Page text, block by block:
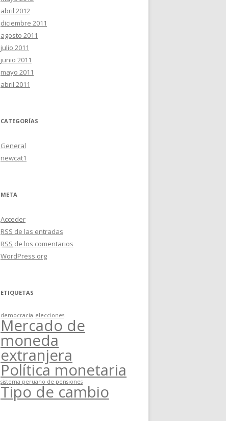
abril 2012
diciembre 2011
agosto 2011
julio 2011
junio 2011
mayo 2011
abril 2011
CATEGORÍAS
General
newcat1
META
Acceder
RSS de las entradas
RSS de los comentarios
WordPress.org
ETIQUETAS
democracia elecciones
Mercado de
moneda
extranjera
Política monetaria
sistema peruano de pensiones
Tipo de cambio